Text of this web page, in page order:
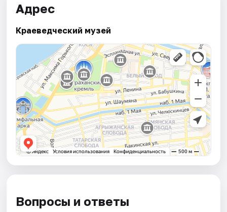
Адрес
Краеведческий музей
Вопросы и ответы